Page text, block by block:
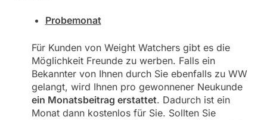
Probemonat
Für Kunden von Weight Watchers gibt es die
Möglichkeit Freunde zu werben. Falls ein
Bekannter von Ihnen durch Sie ebenfalls zu WW
gelangt, wird Ihnen pro gewonnener Neukunde
ein Monatsbeitrag erstattet. Dadurch ist ein
Monat dann kostenlos für Sie. Sollten Sie